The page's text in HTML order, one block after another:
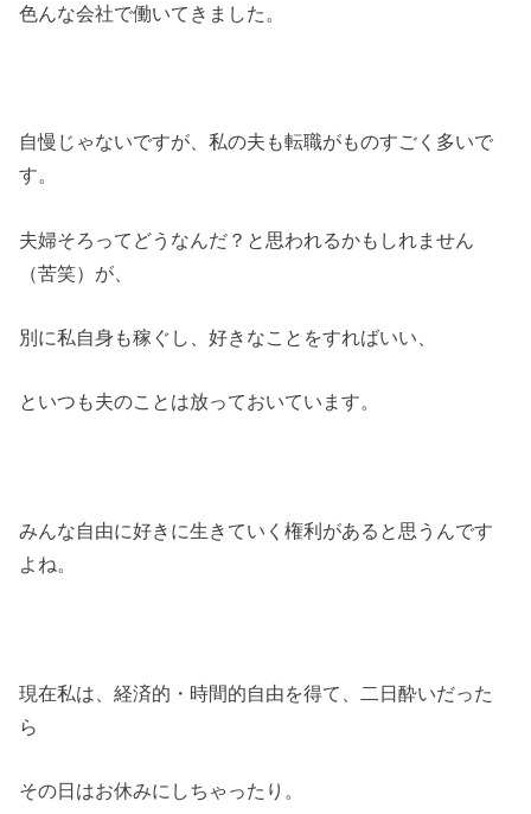
色んな会社で働いてきました。
自慢じゃないですが、私の夫も転職がものすごく多いで
す。
夫婦そろってどうなんだ？と思われるかもしれません
（苦笑）が、
別に私自身も稼ぐし、好きなことをすればいい、
といつも夫のことは放っておいています。
みんな自由に好きに生きていく権利があると思うんです
よね。
現在私は、経済的・時間的自由を得て、二日酔いだった
ら
その日はお休みにしちゃったり。